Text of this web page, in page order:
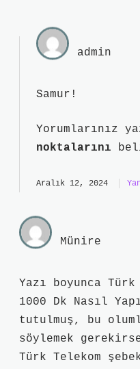
admin
Samur!
Yorumlarınız
noktalarını
Aralık 12, 2024
Münire
Yazı boyunca
1000 Dk Nasıl
tutulmuş, bu
söylemek
Türk Telekom